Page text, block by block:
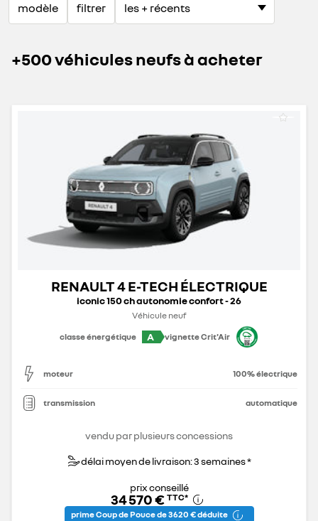
modèle filtrer
+500 véhicules neufs à acheter
RENAULT 4 E-TECH ÉLECTRIQUE
iconic 150 ch autonomie confort - 26
Véhicule neuf
classe énergétique
A vignette Crit'Air
moteur 100% électrique
transmission automatique
vendu par plusieurs concessions
délai moyen de livraison: 3 semaines *
prix conseillé
34 570 € TTC*
prime Coup de Pouce de 3 620 € déduite